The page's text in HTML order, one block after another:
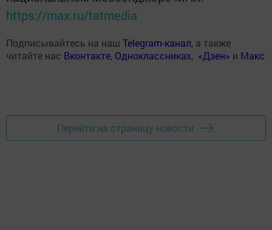
https://max.ru/tatmedia
Подписывайтесь на наш Telegram-канал, а также
читайте нас Вконтакте, Одноклассниках, «Дзен» и Макс
Перейти на страницу новости